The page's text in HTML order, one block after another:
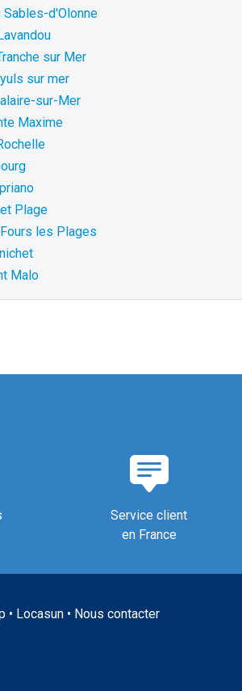
Sables-d'Olonne
sur Mer
sur mer
sur-Mer
Maxime
Plage
les Plages
Malo
Service client
en France
• Locasun• Nous contacter